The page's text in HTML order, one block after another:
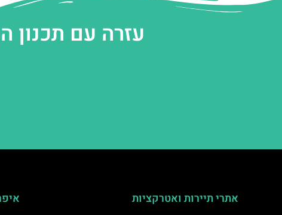
עזרה עם תכנון
אתרי תיירות ואטרקציות